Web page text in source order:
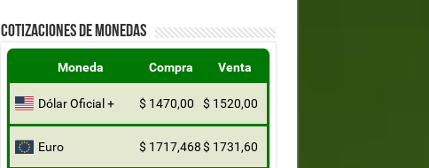
COTIZACIONES DE MONEDAS
Moneda Compra Venta
Dólar Oficial + $ 1470,00 $ 1520,00
Euro $ 1717,468$ 1731,60